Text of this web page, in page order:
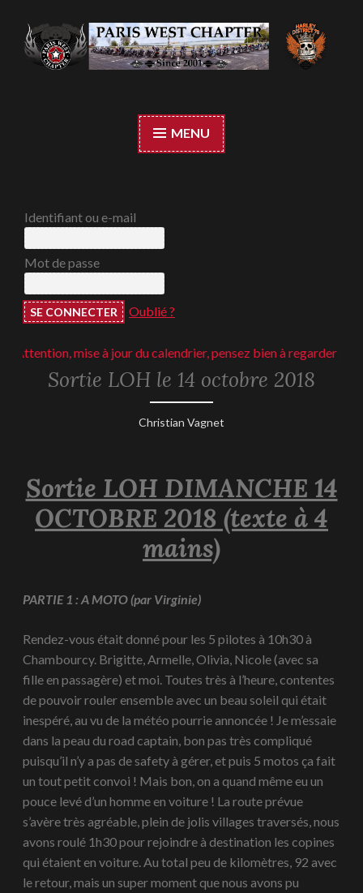
Accéder
au
contenu
MENU
Identifiant ou e-mail
Mot de passe
Oublié ?
mise à jour du calendrier, pensez bien à regarder ;-)
REPORTAGES
Sortie LOH le 14 octobre 2018
17
Christian Vagnet
Sortie LOH DIMANCHE 14
OCTOBRE 2018 (texte à 4
mains)
PARTIE 1 : A MOTO (par Virginie)
Rendez-vous était donné pour les 5 pilotes à 10h30 à
Chambourcy. Brigitte, Armelle, Olivia, Nicole (avec sa
fille en passagère) et moi. Toutes très à l’heure, contentes
de pouvoir rouler ensemble avec un beau soleil qui était
inespéré, au vu de la météo pourrie annoncée ! Je m’essaie
dans la peau du road captain, bon pas très compliqué
puisqu’il n’y a pas de safety à gérer, et puis 5 motos ça fait
un tout petit convoi ! Mais bon, on a quand même eu un
pouce levé d’un homme en voiture ! La route prévue
s’avère très agréable, plein de jolis villages traversés, nous
avons roulé 1h30 pour rejoindre à destination les copines
qui étaient en voiture. Au total peu de kilomètres, 92 avec
le retour, mais un super moment que nous avons pu